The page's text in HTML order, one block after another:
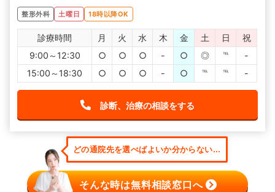
整形外科 土曜日 18時以降OK
診療時間 月 火 水 木 金 土 日
祝
9:00～12:30
○ ○ ○ - ○ ◎ ℡
-
15:00～18:30
○ ○ ○ - ○ ℡ ℡ -
診断、治療の相談をする
どの通院先を選べばよいか分からない...
そんな時は無料相談窓口へ